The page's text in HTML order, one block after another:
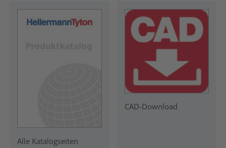
Alle Katalogseiten
CAD-Download